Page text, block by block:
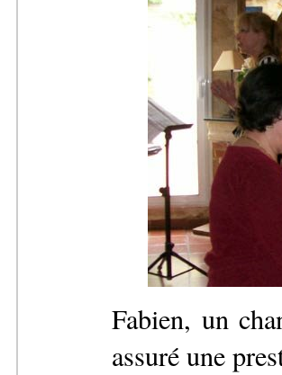
Fabien, un
assuré une